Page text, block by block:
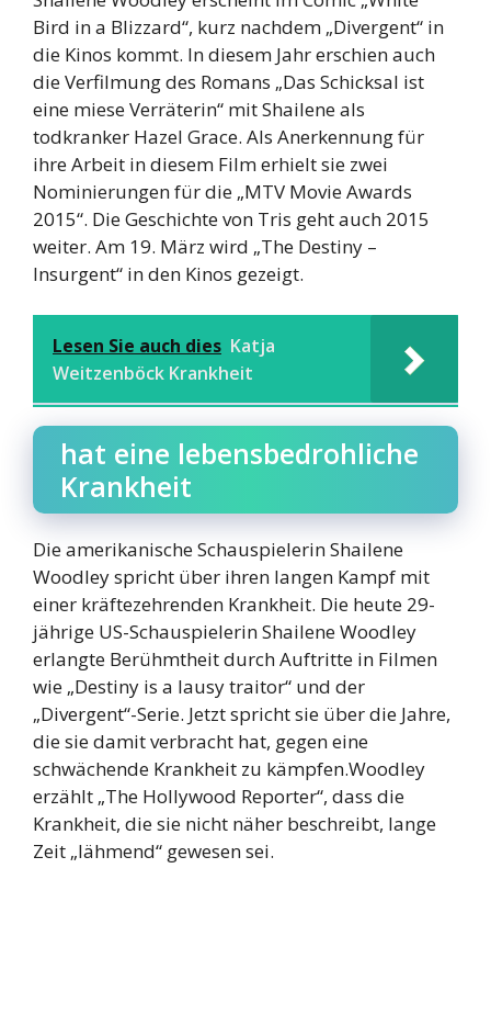
Bird in a Blizzard“, kurz nachdem „Divergent“ in
die Kinos kommt. In diesem Jahr erschien auch
die Verfilmung des Romans „Das Schicksal ist
eine miese Verräterin“ mit Shailene als
todkranker Hazel Grace. Als Anerkennung für
ihre Arbeit in diesem Film erhielt sie zwei
Nominierungen für die „MTV Movie Awards
2015“. Die Geschichte von Tris geht auch 2015
weiter. Am 19. März wird „The Destiny –
Insurgent“ in den Kinos gezeigt.
Lesen Sie auch dies Katja
Weitzenböck Krankheit
hat eine lebensbedrohliche
Krankheit
Die amerikanische Schauspielerin Shailene
Woodley spricht über ihren langen Kampf mit
einer kräftezehrenden Krankheit. Die heute 29-
jährige US-Schauspielerin Shailene Woodley
erlangte Berühmtheit durch Auftritte in Filmen
wie „Destiny is a lausy traitor“ und der
„Divergent“-Serie. Jetzt spricht sie über die Jahre,
die sie damit verbracht hat, gegen eine
schwächende Krankheit zu kämpfen.Woodley
erzählt „The Hollywood Reporter“, dass die
Krankheit, die sie nicht näher beschreibt, lange
Zeit „lähmend“ gewesen sei.